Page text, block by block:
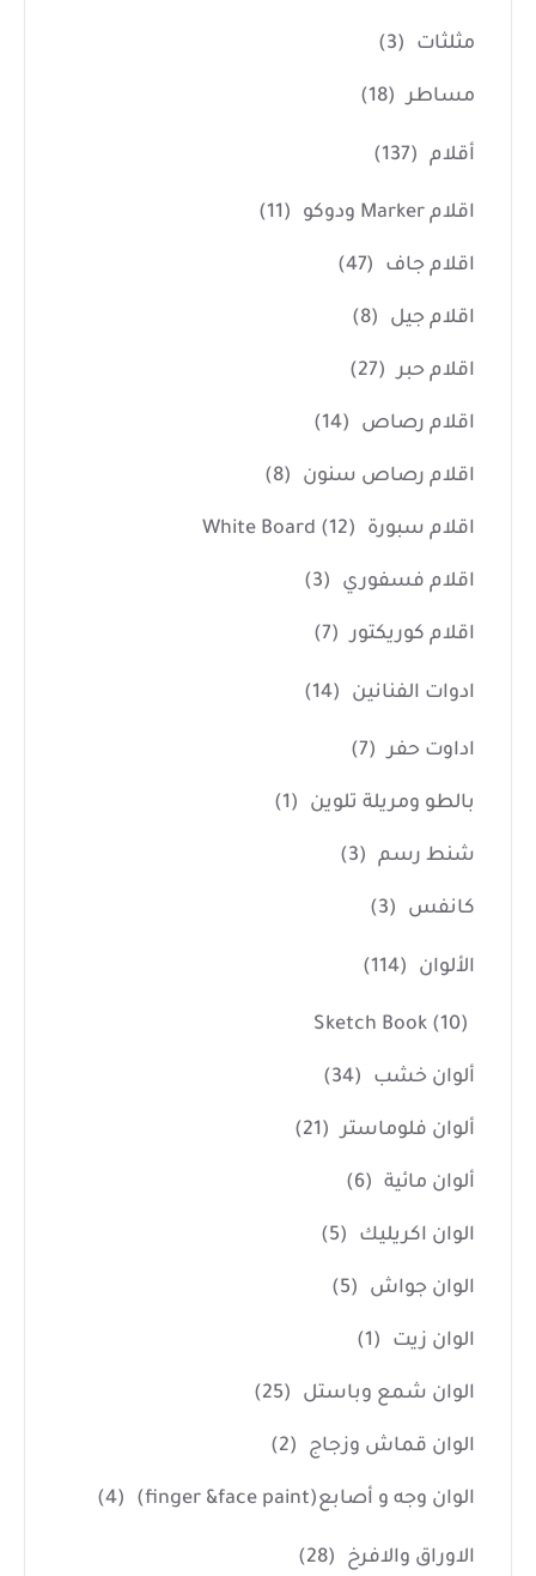
مثلثات (3)
مساطر (18)
أقلام (137)
اقلام Marker ودوكو (11)
اقلام جاف (47)
اقلام جيل (8)
اقلام حبر (27)
اقلام رصاص (14)
اقلام رصاص سنون (8)
اقلام سبورة White Board (12)
اقلام فسفوري (3)
اقلام كوريكتور (7)
ادوات الفنانين (14)
اداوت حفر (7)
بالطو ومريلة تلوين (1)
شنط رسم (3)
كانفس (3)
الألوان (114)
Sketch Book (10)
ألوان خشب (34)
ألوان فلوماستر (21)
ألوان مائية (6)
الوان اكريليك (5)
الوان جواش (5)
الوان زيت (1)
الوان شمع وباستل (25)
الوان قماش وزجاج (2)
الوان وجه و أصابع(finger &face paint) (4)
الاوراق والافرخ (28)